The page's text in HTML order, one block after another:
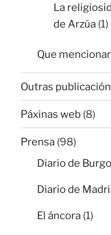
La
de Arzúa (1)
Que
Outras
Páxinas web (8)
Prensa (98)
Diario de
Diario de
El áncora (1)